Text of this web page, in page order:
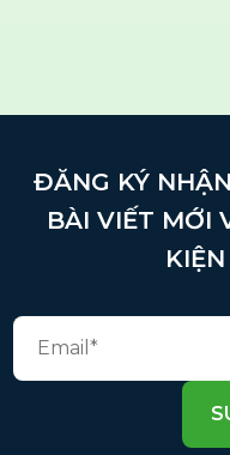
ĐĂNG KÝ
BÀI VIẾT MỚI